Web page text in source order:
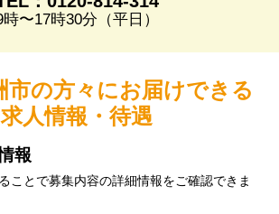
時〜17時30分（平日）
市の方々にお届けできる
求人情報・待遇
報
ことで募集内容の詳細情報をご確認できま